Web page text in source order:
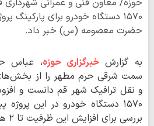
حوزه/ معاون فنی و عمرانی
۱۵۷۰ دستگاه خودرو برای
حضرت معصومه (س) خبر داد.
به گزارشخبرگزاری حوزه، عباس
سمت شرقی حرم مطهر را از
و نقل ترافیک شهر قم دانست و
۱۵۷۰ دستگاه خودرو در این
بررسی برای افزایش این ظرفیت تا ۲ هزار دستگاه است.